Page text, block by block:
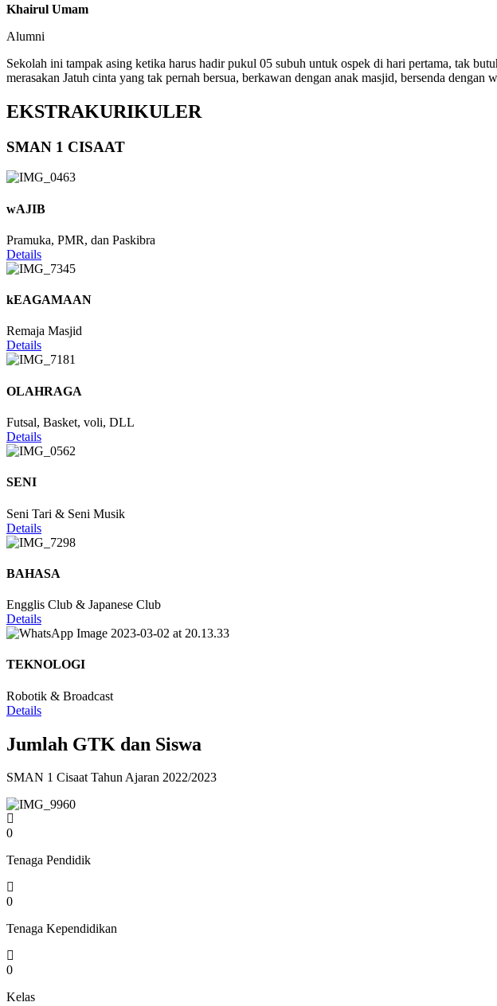
Khairul Umam
Alumni
Sekolah ini tampak asing ketika harus hadir pukul 05 subuh untuk ospek di hari pertama, tak
merasakan Jatuh cinta yang tak pernah bersua, berkawan dengan anak masjid, bersenda
EKSTRAKURIKULER
SMAN 1 CISAAT
wAJIB
Pramuka, PMR, dan Paskibra
Details
kEAGAMAAN
Remaja Masjid
Details
OLAHRAGA
Futsal, Basket, voli, DLL
Details
SENI
Seni Tari & Seni Musik
Details
BAHASA
Engglis Club & Japanese Club
Details
TEKNOLOGI
Robotik & Broadcast
Details
Jumlah GTK dan Siswa
SMAN 1 Cisaat Tahun Ajaran 2022/2023
0
Tenaga Pendidik
0
Tenaga Kependidikan
0
Kelas